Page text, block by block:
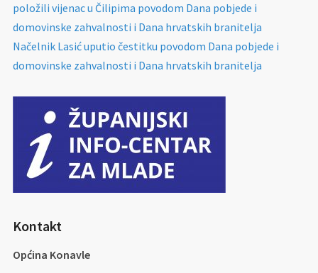
položili vijenac u Čilipima povodom Dana pobjede i
domovinske zahvalnosti i Dana hrvatskih branitelja
Načelnik Lasić uputio čestitku povodom Dana pobjede i
domovinske zahvalnosti i Dana hrvatskih branitelja
Kontakt
Općina Konavle